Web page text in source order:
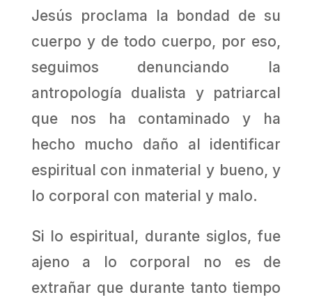
Jesús proclama la bondad de su
cuerpo y de todo cuerpo, por eso,
seguimos denunciando la
antropología dualista y patriarcal
que nos ha contaminado y ha
hecho mucho daño al identificar
espiritual con inmaterial y bueno, y
lo corporal con material y malo.
Si lo espiritual, durante siglos, fue
ajeno a lo corporal no es de
extrañar que durante tanto tiempo